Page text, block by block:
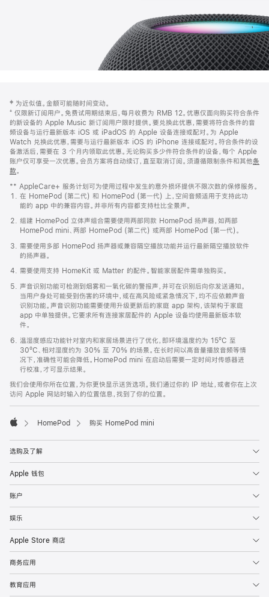
页
页
脚
注
‡ 为近似值。金额可能随时间变动。
⁺ 仅限新订阅用户。免费试用期结束后，每月收费为 RMB 12。优惠仅面向购买符合条件
的新设备的 Apple Music 新订阅用户限时提供。要兑换此优惠，需要将符合条件的音
频设备与运行最新版本 iOS 或 iPadOS 的 Apple 设备连接或配对。为 Apple
Watch 兑换此优惠，需要与运行最新版本 iOS 的 iPhone 连接或配对。符合条件的设
备激活后，需要在 3 个月内领取此优惠。无论购买多少件符合条件的设备，每个 Apple
账户仅可享受一次优惠。会员方案将自动续订，直至取消订阅。须遵循限制条件和其他条
款。
窗
口
中
打
开)
** AppleCare+ 服务计划可为使用过程中发生的意外损坏提供不限次数的保修服务。
在 HomePod (第二代) 和 HomePod (第一代) 上，空间音频适用于支持此功
能的 app 中的兼容内容。并非所有内容都支持杜比全景声。
组建 HomePod 立体声组合需要使用两部同款 HomePod 扬声器，如两部
HomePod mini、两部 HomePod (第二代) 或两部 HomePod (第一代)。
需要使用多部 HomePod 扬声器或兼容隔空播放功能并运行最新隔空播放软件
的扬声器。
需要使用支持 HomeKit 或 Matter 的配件。智能家居配件需单独购买。
声音识别功能可检测到烟雾和一氧化碳的警报声，并可在识别后向你发送通知。
当用户身处可能受到伤害的环境中，或在高风险或紧急情况下，均不应依赖声音
识别功能。声音识别功能需要使用升级更新后的家庭 app 架构，该架构于家庭
app 中单独提供。它要求所有连接家居配件的 Apple 设备均使用最新版本软
件。
温湿度感应功能针对室内和家居场景进行了优化，即环境温度约为 15ºC 至
30ºC、相对湿度约为 30% 至 70% 的场景。在长时间以高音量播放音频等情
况下，准确性可能会降低。HomePod mini 在启动后需要一定时间对传感器进
行校准，才可显示结果。
我们会使用你所在位置，为你更快显示送货选项。我们通过你的 IP 地址，或者你在上次
访问 Apple 网站时输入的位置信息，找到了你的位置。
HomePod 购买 HomePod mini
选购及了解
Apple 钱包
账户
娱乐
Apple Store 商店
商务应用
教育应用